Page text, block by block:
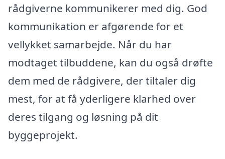
rådgiverne kommunikerer med dig. God
kommunikation er afgørende for et
vellykket samarbejde. Når du har
modtaget tilbuddene, kan du også drøfte
dem med de rådgivere, der tiltaler dig
mest, for at få yderligere klarhed over
deres tilgang og løsning på dit
byggeprojekt.